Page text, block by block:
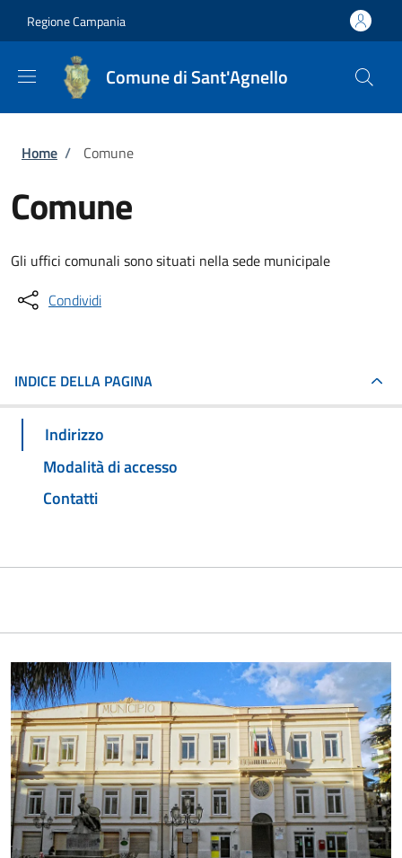
Regione Campania
Comune di Sant'Agnello
Briciole di pane
Home / Comune
Comune
Gli uffici comunali sono situati nella sede municipale
Condividi
INDICE DELLA PAGINA
Indirizzo
Modalità di accesso
Contatti